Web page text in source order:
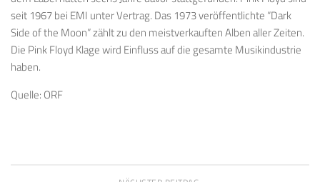
seit 1967 bei EMI unter Vertrag. Das 1973 veröffentlichte “Dark
Side of the Moon” zählt zu den meistverkauften Alben aller Zeiten.
Die Pink Floyd Klage wird Einfluss auf die gesamte Musikindustrie
haben.
Quelle: ORF